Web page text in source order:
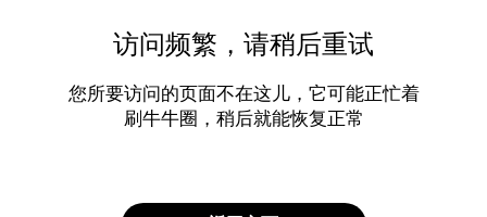
访问频繁，请稍后重试
您所要访问的页面不在这儿，它可能正忙着
刷牛牛圈，稍后就能恢复正常